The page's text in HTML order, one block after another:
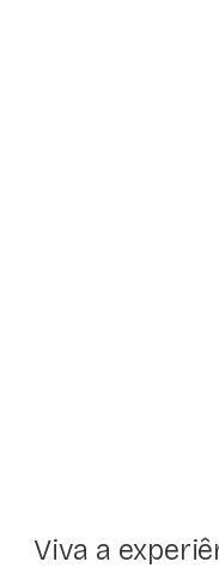
Viva a